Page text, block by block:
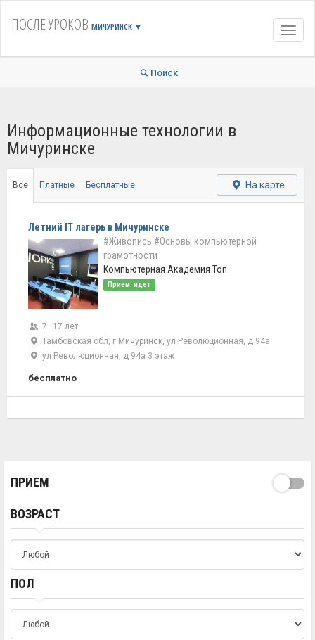
ПОСЛЕ УРОКОВ МИЧУРИНСК ▼
Поиск
Информационные технологии в
Мичуринске
Все Платные Бесплатные На карте
Летний IT лагерь в Мичуринске
#Живопись #Основы компьютерной
грамотности
Компьютерная Академия Топ
Прием: идет
7–17 лет
Тамбовская обл, г Мичуринск, ул Революционная, д 94а
ул Революционная, д 94а 3 этаж
бесплатно
ПРИЕМ
ВОЗРАСТ
ПОЛ